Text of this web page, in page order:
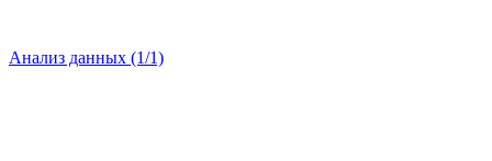
Анализ данных (1/1)